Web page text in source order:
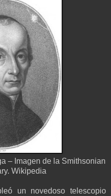
– Imagen de la Smithsonian
Wikipedia
un novedoso telescopio